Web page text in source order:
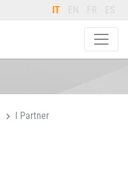
IT EN FR ES
I Partner